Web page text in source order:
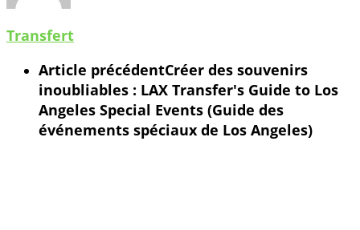
Transfert
Article précédentCréer des souvenirs
inoubliables : LAX Transfer's Guide to Los
Angeles Special Events (Guide des
événements spéciaux de Los Angeles)